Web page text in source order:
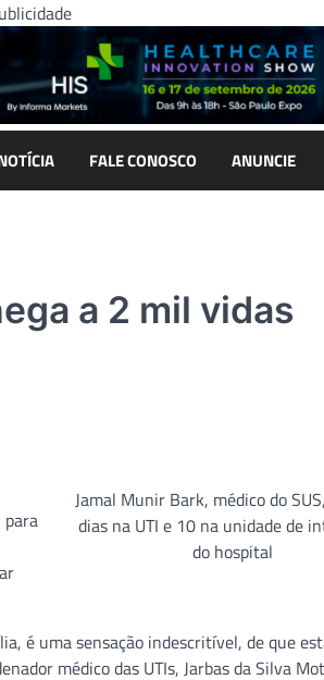
FALE CONOSCO ANUNCIE
a 2 mil vidas
Jamal Munir Bark, médico do
dias na UTI e 10 na unidade de
do hospital
para
é uma sensação indescritível, de que
médico das UTIs, Jarbas da Silva